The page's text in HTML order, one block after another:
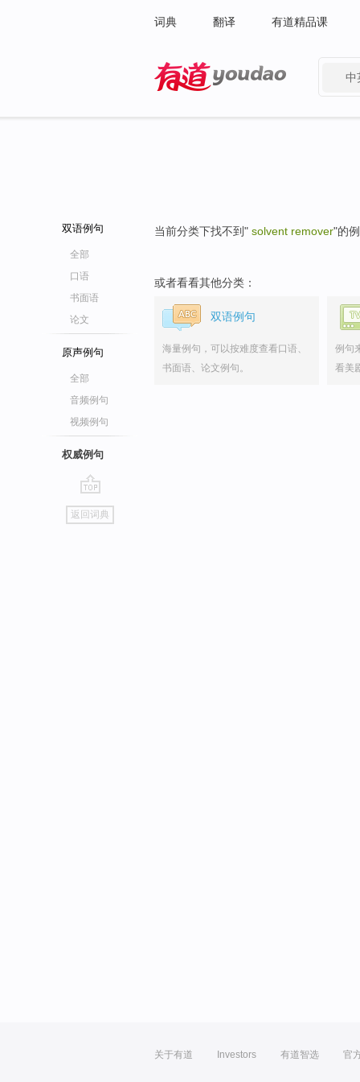
词典 翻译 有道精品课
中
双语例句
全部
口语
书面语
论文
原声例句
全部
音频例句
视频例句
权威例句
go
top
返回词典
当前分类下找不到" solvent remover"的例
或者看看其他分类：
双语例句
海量例句，可以按难度查看口语、
书面语、论文例句。
例句
看美
关于有道 Investors 有道智选 官